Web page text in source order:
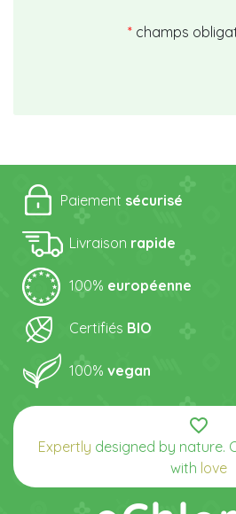
* champs
Paiement sécurisé
Livraison rapide
100% européenne
Certifiés BIO
100% vegan
favorite_border
Expertly designed by nature.
with love